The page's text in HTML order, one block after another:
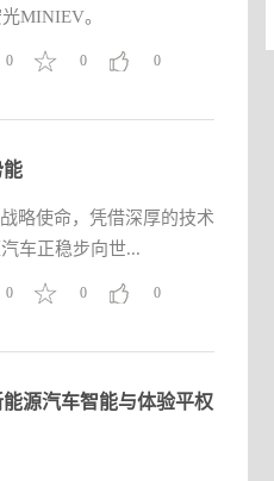
MINIEV。
0
0
0
能
略使命，凭借深厚的技术
车正稳步向世...
0
0
0
源汽车智能与体验平权